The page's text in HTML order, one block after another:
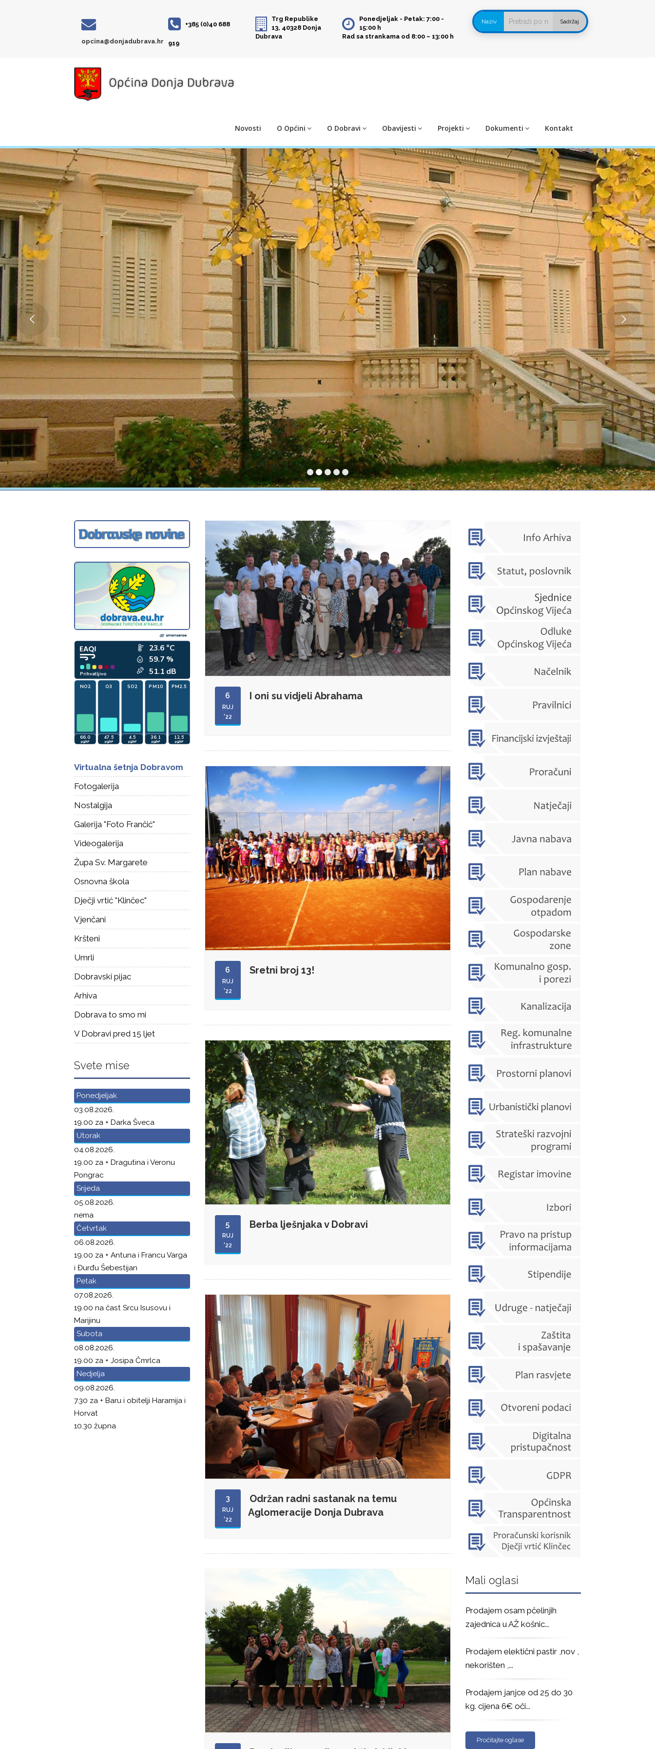
opcina@donjadubrava.hr
+385 (0)40 688
919
Trg Republike
13, 40328 Donja
Dubrava
Ponedjeljak - Petak: 7:00 -
15:00 h
Rad sa strankama od 8:00 – 13:00 h
Naziv Sadržaj
Novosti O Općini O Dobravi Obavijesti Projekti Dokumenti Kontakt
Virtualna šetnja Dobravom
Fotogalerija
Nostalgija
Galerija "Foto Frančić"
Videogalerija
Župa Sv. Margarete
Osnovna škola
Dječji vrtić "Klinčec"
Vjenčani
Kršteni
Umrli
Dobravski pijac
Arhiva
Dobrava to smo mi
V Dobravi pred 15 ljet
Svete mise
Ponedjeljak
03.08.2026.
19.00 za + Darka Šveca
Utorak
04.08.2026.
19.00 za + Dragutina i Veronu
Pongrac
Srijeda
05.08.2026.
nema
Četvrtak
06.08.2026.
19.00 za + Antuna i Francu Varga
i Đurđu Šebestijan
Petak
07.08.2026.
19.00 na čast Srcu Isusovu i
Marijinu
Subota
08.08.2026.
19.00 za + Josipa Čmrlca
Nedjelja
09.08.2026.
7.30 za + Baru i obitelji Haramija i
Horvat
10.30 župna
6
RUJ
'22
I oni su vidjeli Abrahama
6
RUJ
'22
Sretni broj 13!
5
RUJ
'22
Berba lješnjaka v Dobravi
3
RUJ
'22
Održan radni sastanak na temu
Aglomeracije Donja Dubrava
Mali oglasi
Prodajem osam pčelinjih
zajednica u AŽ košnic...
Prodajem elektični pastir ,nov ,
nekorišten ,...
Prodajem janjce od 25 do 30
kg. cijena 6€ oči...
Pročitajte oglase